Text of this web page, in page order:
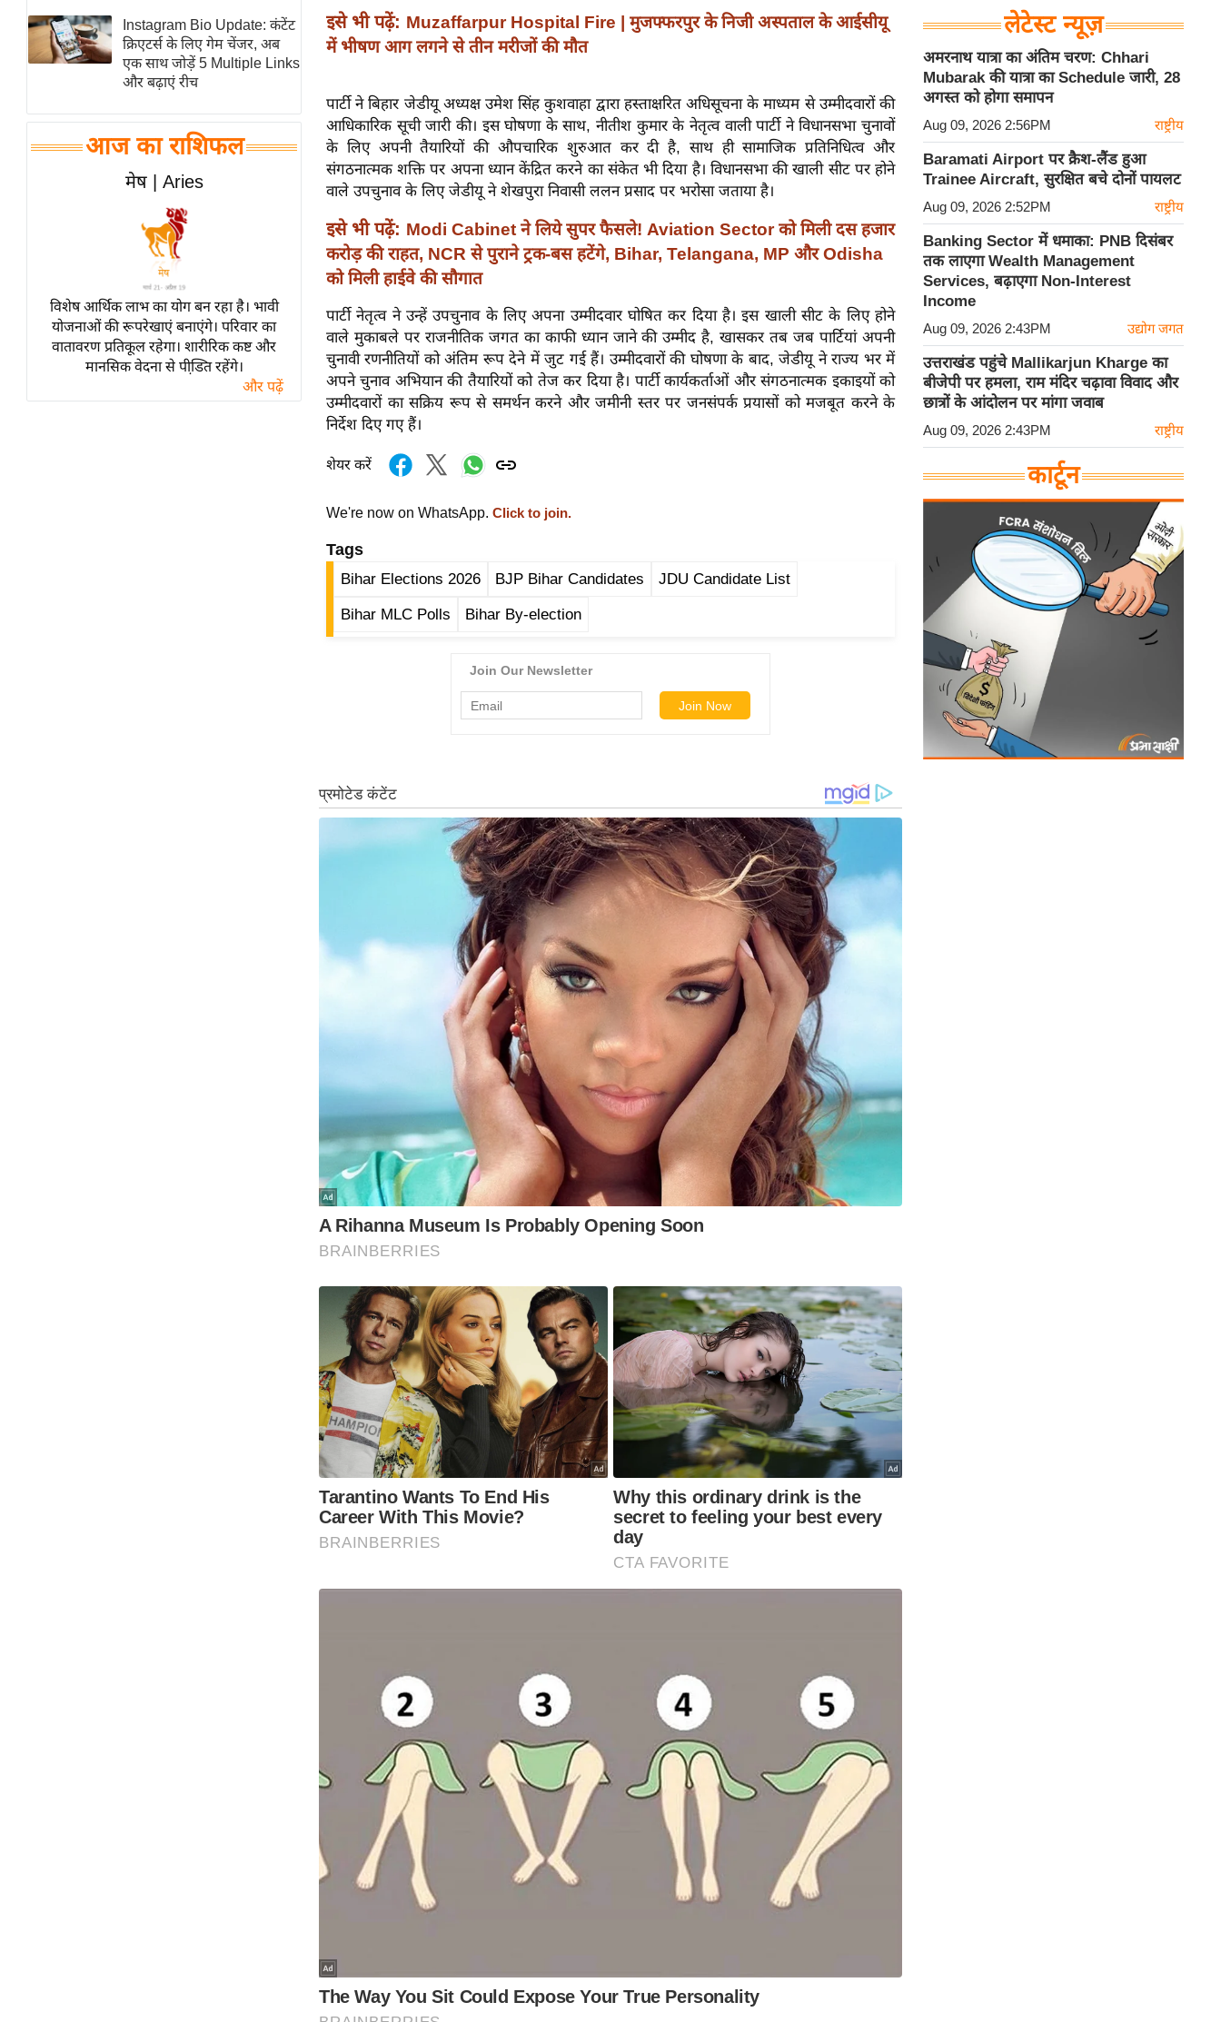
स्तंभ
एम.
आर.
चाय पर
समीक्षा
व्रत
त्योहार
राशिफल
विश्लेषण
Instagram Bio Update: कंटेंट
क्रिएटर्स के लिए गेम चेंजर, अब
एक साथ जोड़ें 5 Multiple Links
और बढ़ाएं रीच
आज का राशिफल
मेष | Aries
विशेष आर्थिक लाभ का योग बन रहा है। भावी
योजनाओं की रूपरेखाएं बनाएंगे। परिवार का
वातावरण प्रतिकूल रहेगा। शारीरिक कष्ट और
मानसिक वेदना से पीडि़त रहेंगे।
और पढ़ें
इसे भी पढ़ें: Muzaffarpur Hospital Fire | मुजफ्फरपुर के निजी अस्पताल के आईसीयू
में भीषण आग लगने से तीन मरीजों की मौत
पार्टी ने बिहार जेडीयू अध्यक्ष उमेश सिंह कुशवाहा द्वारा हस्ताक्षरित अधिसूचना के माध्यम से उम्मीदवारों की
आधिकारिक सूची जारी की। इस घोषणा के साथ, नीतीश कुमार के नेतृत्व वाली पार्टी ने विधानसभा चुनावों
के लिए अपनी तैयारियों की औपचारिक शुरुआत कर दी है, साथ ही सामाजिक प्रतिनिधित्व और
संगठनात्मक शक्ति पर अपना ध्यान केंद्रित करने का संकेत भी दिया है। विधानसभा की खाली सीट पर होने
वाले उपचुनाव के लिए जेडीयू ने शेखपुरा निवासी ललन प्रसाद पर भरोसा जताया है।
इसे भी पढ़ें: Modi Cabinet ने लिये सुपर फैसले! Aviation Sector को मिली दस हजार
करोड़ की राहत, NCR से पुराने ट्रक-बस हटेंगे, Bihar, Telangana, MP और Odisha
को मिली हाईवे की सौगात
पार्टी नेतृत्व ने उन्हें उपचुनाव के लिए अपना उम्मीदवार घोषित कर दिया है। इस खाली सीट के लिए होने
वाले मुकाबले पर राजनीतिक जगत का काफी ध्यान जाने की उम्मीद है, खासकर तब जब पार्टियां अपनी
चुनावी रणनीतियों को अंतिम रूप देने में जुट गई हैं। उम्मीदवारों की घोषणा के बाद, जेडीयू ने राज्य भर में
अपने चुनाव अभियान की तैयारियों को तेज कर दिया है। पार्टी कार्यकर्ताओं और संगठनात्मक इकाइयों को
उम्मीदवारों का सक्रिय रूप से समर्थन करने और जमीनी स्तर पर जनसंपर्क प्रयासों को मजबूत करने के
निर्देश दिए गए हैं।
शेयर करें
We're now on WhatsApp. Click to join.
Tags
Bihar Elections 2026 BJP Bihar Candidates JDU Candidate List
Bihar MLC Polls Bihar By-election
लेटेस्ट न्यूज़
अमरनाथ यात्रा का अंतिम चरण: Chhari
Mubarak की यात्रा का Schedule जारी, 28
अगस्त को होगा समापन
Aug 09, 2026 2:56PM राष्ट्रीय
Baramati Airport पर क्रैश-लैंड हुआ
Trainee Aircraft, सुरक्षित बचे दोनों पायलट
Aug 09, 2026 2:52PM राष्ट्रीय
Banking Sector में धमाका: PNB दिसंबर
तक लाएगा Wealth Management
Services, बढ़ाएगा Non-Interest
Income
Aug 09, 2026 2:43PM उद्योग जगत
उत्तराखंड पहुंचे Mallikarjun Kharge का
बीजेपी पर हमला, राम मंदिर चढ़ावा विवाद और
छात्रों के आंदोलन पर मांगा जवाब
Aug 09, 2026 2:43PM राष्ट्रीय
कार्टून